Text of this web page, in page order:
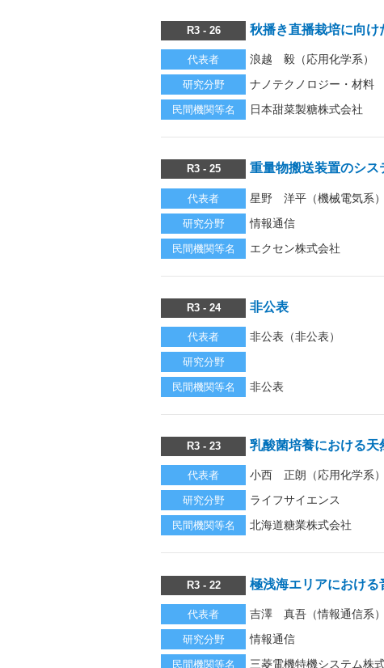
R3 - 26 秋播き直播栽培に向
代表者 浪越 毅（応用化学系）
研究分野 ナノテクノロジー・材料
民間機関等名 日本甜菜製糖株式会社
R3 - 25 重量物搬送装置のシ
代表者 星野 洋平（機械電気系）
研究分野 情報通信
民間機関等名 エクセン株式会社
R3 - 24 非公表
代表者 非公表（非公表）
研究分野
民間機関等名 非公表
R3 - 23 乳酸菌培養における
代表者 小西 正朗（応用化学系）
研究分野 ライフサイエンス
民間機関等名 北海道糖業株式会社
R3 - 22 極浅海エリアにおけ
代表者 吉澤 真吾（情報通信系）
研究分野 情報通信
民間機関等名 三菱電機特機システム株